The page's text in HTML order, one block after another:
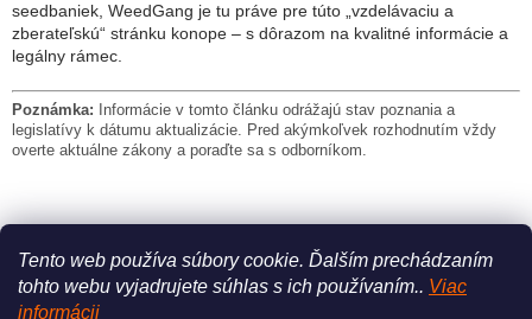
Tento web používa súbory cookie. Ďalším prechádzaním
tohto webu vyjadrujete súhlas s ich používaním.. Viac
informácii
seedbaniek, WeedGang je tu práve pre túto „vzdelávaciu a
zberateľskú“ stránku konope – s dôrazom na kvalitné informácie a
legálny rámec.
Poznámka: Informácie v tomto článku odrážajú stav poznania a
legislatívy k dátumu aktualizácie. Pred akýmkoľvek rozhodnutím vždy
overte aktuálne zákony a poraďte sa s odborníkom.
PREDCHÁDZAJÚCI ČLÁNOK ĎALŠÍ ČLÁNOK